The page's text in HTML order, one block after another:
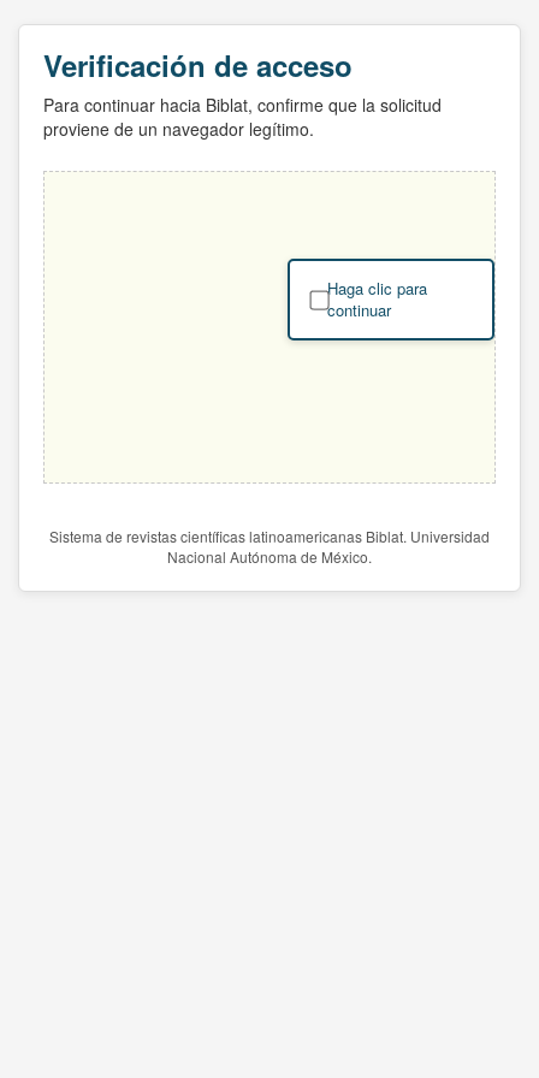
Verificación de acceso
Para continuar hacia Biblat, confirme que la solicitud
proviene de un navegador legítimo.
Haga clic para
continuar
Sistema de revistas científicas latinoamericanas Biblat. Universidad
Nacional Autónoma de México.